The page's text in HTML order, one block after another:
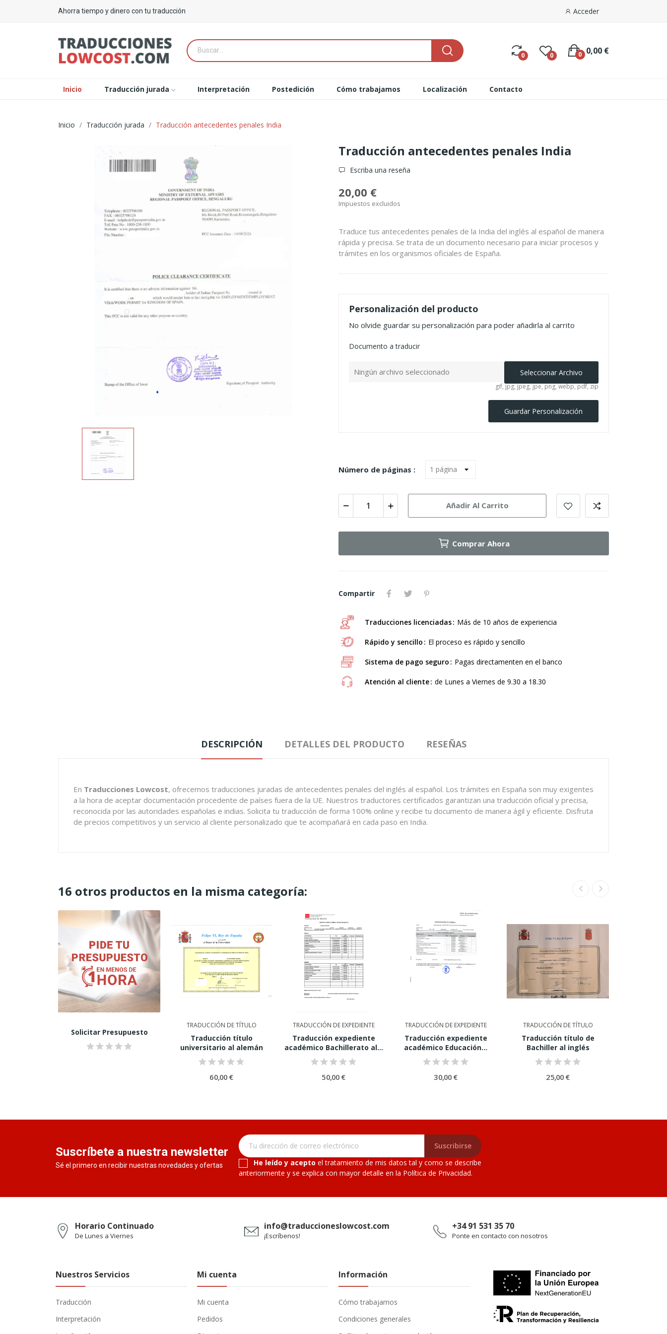
Ahorra tiempo y dinero con tu traducción Acceder
0 0 0,00 €
0
Inicio Traducción jurada Interpretación Postedición Cómo trabajamos Localización Contacto
Inicio Traducción jurada Traducción antecedentes penales India
Traducción antecedentes penales India
Escriba una reseña
20,00 €
Impuestos excluidos
Traduce tus antecedentes penales de la India del inglés al español de manera
rápida y precisa. Se trata de un documento necesario para iniciar procesos y
trámites en los organismos oficiales de España.
Personalización del producto
No olvide guardar su personalización para poder añadirla al carrito
Documento a traducir
Ningún archivo seleccionado Seleccionar Archivo
gif, jpg, jpeg, jpe, png, webp, pdf, zip
Guardar Personalización
Número de páginas :
Añadir Al Carrito
Comprar Ahora
Compartir
Traducciones licenciadas Más de 10 años de experiencia
Rápido y sencillo El proceso es rápido y sencillo
Sistema de pago seguro Pagas directamenten en el banco
Atención al cliente de Lunes a Viernes de 9.30 a 18.30
DESCRIPCIÓN DETALLES DEL PRODUCTO RESEÑAS
En Traducciones Lowcost, ofrecemos traducciones juradas de antecedentes penales del inglés al español. Los trámites en España son muy exigentes
a la hora de aceptar documentación procedente de países fuera de la UE. Nuestros traductores certificados garantizan una traducción oficial y precisa,
reconocida por las autoridades españolas e indias. Solicita tu traducción de forma 100% online y recibe tu documento de manera ágil y eficiente. Disfruta
de precios competitivos y un servicio al cliente personalizado que te acompañará en cada paso en India.
16 otros productos en la misma categoría:
Solicitar Presupuesto
TRADUCCIÓN DE TÍTULO
Traducción título
universitario al alemán
60,00 €
TRADUCCIÓN DE EXPEDIENTE
Traducción expediente
académico Bachillerato al...
50,00 €
TRADUCCIÓN DE EXPEDIENTE
Traducción expediente
académico Educación...
30,00 €
TRADUCCIÓN DE TÍTULO
Traducción título de
Bachiller al inglés
25,00 €
Suscríbete a nuestra newsletter
Sé el primero en recibir nuestras novedades y ofertas
Suscribirse
He leído y acepto el tratamiento de mis datos tal y como se describe
anteriormente y se explica con mayor detalle en la Política de Privacidad.
Horario Continuado
De Lunes a Viernes
info@traduccioneslowcost.com
¡Escríbenos!
+34 91 531 35 70
Ponte en contacto con nosotros
Nuestros Servicios
Traducción
Interpretación
Mi cuenta
Mi cuenta
Pedidos
Información
Cómo trabajamos
Condiciones generales